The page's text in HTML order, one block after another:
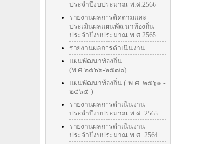
ประจำปีงบประมาณ พ.ศ.2566
รายงานผลการติดตามและ
ประเมินผลแผนพัฒนาท้องถิ่น
ประจำปีงบประมาณ พ.ศ.2565
รายงานผลการดำเนินงาน
แผนพัฒนาท้องถิ่น
(พ.ศ.๒๕๖๖-๒๕๗๐)
แผนพัฒนาท้องถิ่น ( พ.ศ. ๒๕๖๑ -
๒๕๖๕ )
รายงานผลการดำเนินงาน
ประจำปีงบประมาณ พ.ศ. 2565
รายงานผลการดำเนินงาน
ประจำปีงบประมาณ พ.ศ. 2564